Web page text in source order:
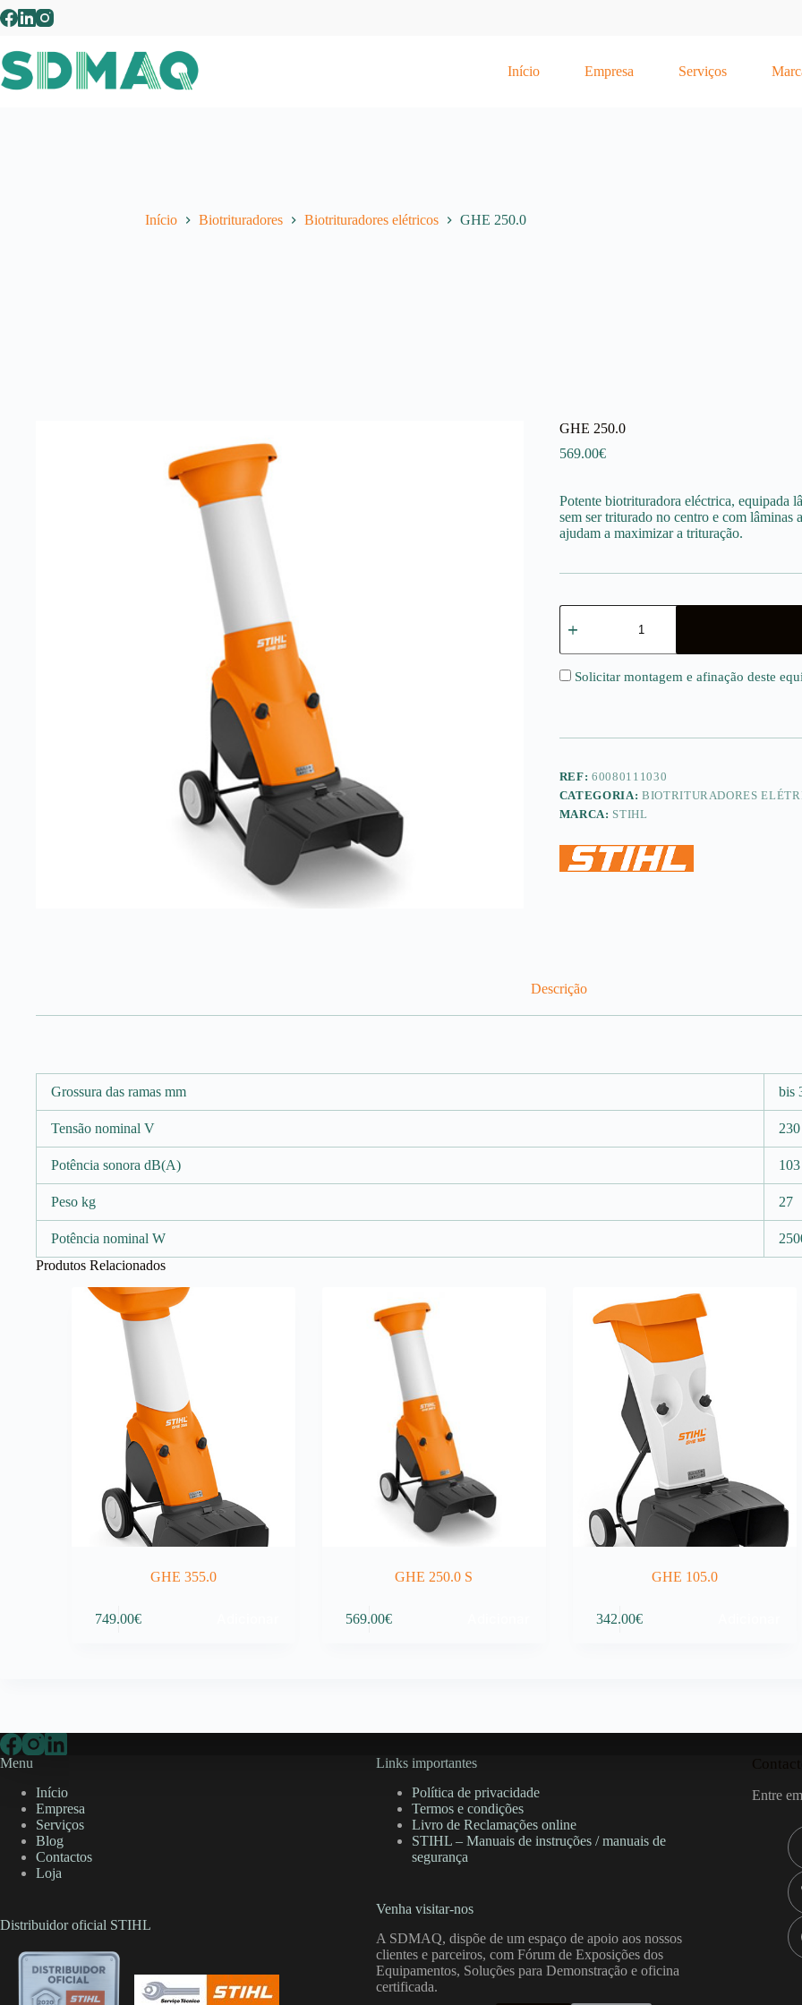
Pular
para
conteúdo
Início
Empresa Serviços
Início Biotrituradores Biotrituradores elétricos GHE 250.0
GHE 250.0
569.00€
Potente biotrituradora eléctrica, equipada
sem ser triturado no centro e com
ajudam a maximizar a trituração.
Quantidade
de
250.0
Solicitar montagem e afinação deste
REF:60080111030
CATEGORIA: BIOTRITURADORES
MARCA: STIHL
Descrição
Grossura das ramas mm bis
Tensão nominal V 230
Potência sonora dB(A) 103
Peso kg 27
Potência nominal W
Produtos Relacionados
GHE 355.0
749.00€
GHE 250.0 S
569.00€
GHE 105.0
342.00€
Menu
Início
Empresa
Serviços
Blog
Contactos
Loja
Distribuidor oficial STIHL
Links importantes
Política de privacidade
Termos e condições
Livro de Reclamações online
STIHL – Manuais de instruções / manuais de
segurança
Venha visitar-nos
A SDMAQ, dispõe de um espaço de apoio aos nossos
clientes e parceiros, com Fórum de Exposições dos
Equipamentos, Soluções para Demonstração e oficina
certificada.
Entre